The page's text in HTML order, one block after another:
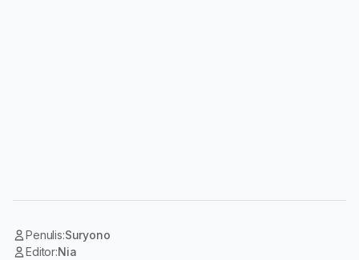
Penulis:Suryono
Editor:Nia